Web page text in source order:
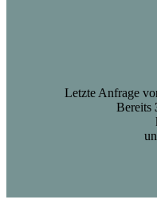
Letzte Anfrage
Bereits